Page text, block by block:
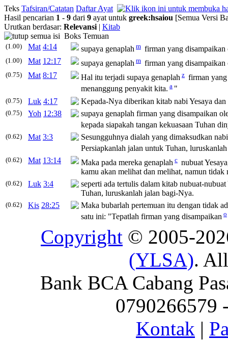
Teks Tafsiran/Catatan Daftar Ayat
Hasil pencarian 1 - 9 dari 9 ayat untuk greek:hsaiou [Semua Versi
Urutkan berdasar: Relevansi | Kitab
Boks Temuan
(1.00) Mat 4:14 supaya genaplah m firman yang disampaikan
(1.00) Mat 12:17 supaya genaplah m firman yang disampaikan
(0.75) Mat 8:17 Hal itu terjadi supaya genaplah z firman
menanggung penyakit kita. a "
(0.75) Luk 4:17 Kepada-Nya diberikan kitab nabi Yesaya
(0.75) Yoh 12:38
supaya genaplah firman yang disampaikan
kepada siapakah tangan kekuasaan Tuhan
(0.62) Mat 3:3
Sesungguhnya dialah yang dimaksudkan
Persiapkanlah jalan untuk Tuhan,
(0.62) Mat 13:14 Maka pada mereka genaplah c nubuat
kamu akan melihat dan melihat, namun tidak
(0.62) Luk 3:4
seperti ada tertulis dalam kitab nubuat-
Tuhan, luruskanlah jalan bagi-Nya.
(0.62) Kis 28:25
Maka bubarlah pertemuan itu dengan tidak
satu ini: "Tepatlah firman yang disampaikan o
Copyright © 2005-
(YLSA).
Bank BCA Cabang
0790266579
Kontak |